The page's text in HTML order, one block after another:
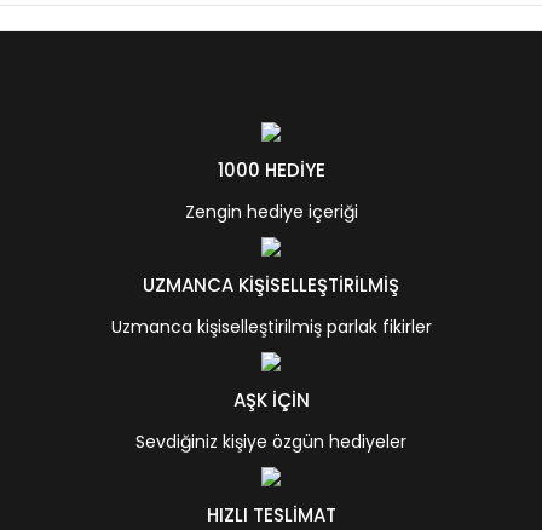
1000 HEDİYE
Zengin hediye içeriği
UZMANCA KİŞİSELLEŞTİRİLMİŞ
Uzmanca kişiselleştirilmiş parlak fikirler
AŞK İÇİN
Sevdiğiniz kişiye özgün hediyeler
HIZLI TESLİMAT